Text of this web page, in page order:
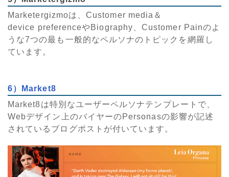
Marketergizmoは、Customer media＆
device preferenceやBiography、Customer Painのよ
うな7つの最も一般的なペルソナのトピックを網羅し
ています。
6）Market8
Market8は特別なユーザーペルソナテンプレートで、
Webデザイン上のバイヤーのPersonasの影響が記述
されているブログポストが付いています。